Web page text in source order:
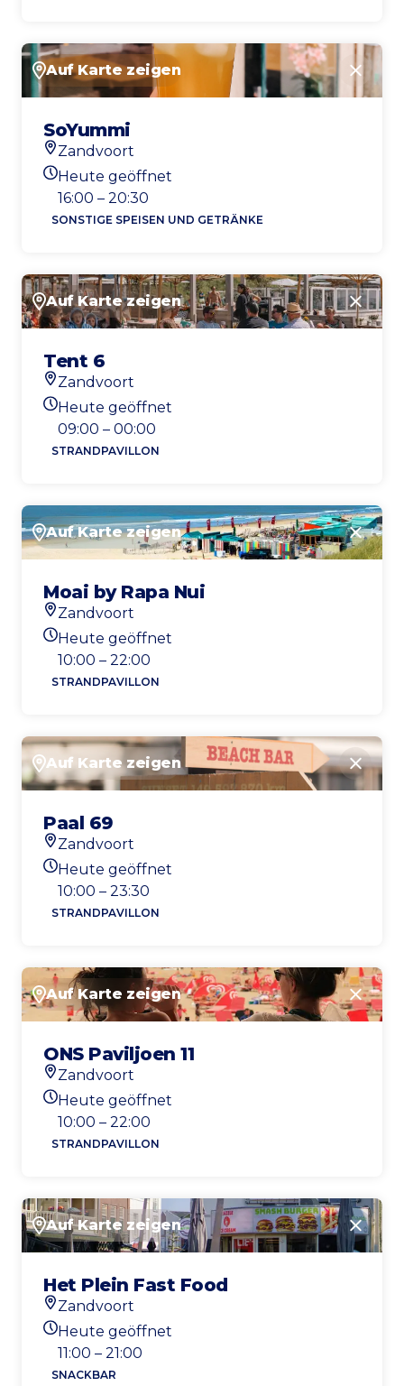
Auf Karte zeigen
SoYummi
Standort
Zandvoort
Heutigen Öffnungszeiten
Heute geöffnet
16:00 – 20:30
SONSTIGE SPEISEN UND GETRÄNKE
Auf Karte zeigen
Tent 6
Standort
Zandvoort
Heutigen Öffnungszeiten
Heute geöffnet
09:00 – 00:00
STRANDPAVILLON
Auf Karte zeigen
Moai by Rapa Nui
Standort
Zandvoort
Heutigen Öffnungszeiten
Heute geöffnet
10:00 – 22:00
STRANDPAVILLON
Auf Karte zeigen
Paal 69
Standort
Zandvoort
Heutigen Öffnungszeiten
Heute geöffnet
10:00 – 23:30
STRANDPAVILLON
Auf Karte zeigen
ONS Paviljoen 11
Standort
Zandvoort
Heutigen Öffnungszeiten
Heute geöffnet
10:00 – 22:00
STRANDPAVILLON
Auf Karte zeigen
Het Plein Fast Food
Standort
Zandvoort
Heutigen Öffnungszeiten
Heute geöffnet
11:00 – 21:00
SNACKBAR